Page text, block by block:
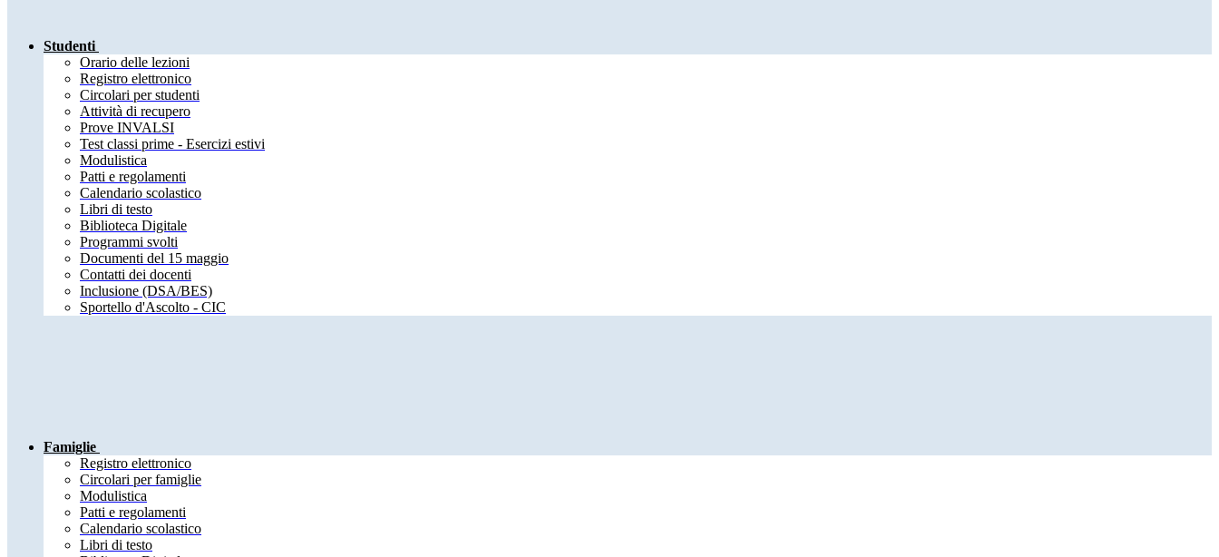
Studenti
Orario delle lezioni
Registro elettronico
Circolari per studenti
Attività di recupero
Prove INVALSI
Test classi prime - Esercizi estivi
Modulistica
Patti e regolamenti
Calendario scolastico
Libri di testo
Biblioteca Digitale
Programmi svolti
Documenti del 15 maggio
Contatti dei docenti
Inclusione (DSA/BES)
Sportello d'Ascolto - CIC
Famiglie
Registro elettronico
Circolari per famiglie
Modulistica
Patti e regolamenti
Calendario scolastico
Libri di testo